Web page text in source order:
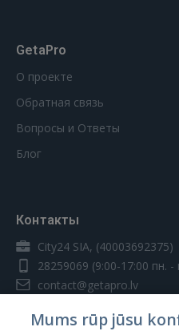
GetaPro
О проекте
Обратная связь
Вопросы и Ответы
Блог
Контакты
City24 SIA, (40003692375)
28259069 (9:00-17:00 пн. -
contact@getapro.lv
Mums rūp jūsu